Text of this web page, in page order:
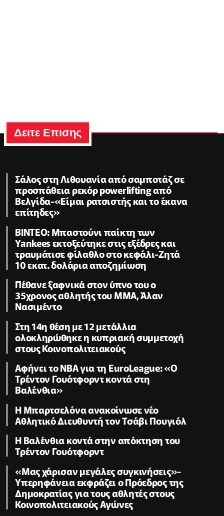
Δειτε Επισης
Σάλος στη Λιθουανία από σαμποτάζ σε
προσπάθεια ρεκόρ powerlifting από
Βελγίδα-«Είμαι ρατσιστής και το έκανα
επίτηδες»
ΒΙΝΤΕΟ: Μπαστούνι παίκτη των
Yankees εκτοξεύτηκε στις εξέδρες και
τραυμάτισε φίλαθλο στο κεφάλι-Ζητά
10 εκατ. δολάρια αποζημίωση
Πέθανε ξαφνικά στον ύπνο του ο
35χρονος αθλητής του ΜΜΑ, Άλαν
Νασιμέντο
Στη 14η θέση με 12 μετάλλια
ολοκληρώθηκε η κυπριακή συμμετοχή
στους Κοινοπολιτειακούς
Αφήνει το NBA για τη EuroLeague: «Ο
Τρέντον Γουότφορντ κοντά στη
Βαλένθια»
Η Μπαρτσελόνα ανακοίνωσε νέο
Αθλητικό Διευθυντή τον Τσάβι Πουγιόλ
Η Βαλένθια κοντά στην απόκτηση του
Τρέντον Γουότφορντ
«Μας χάρισαν μεγάλες συγκινήσεις»-
Υπερηφάνεια εκφράζει ο Πρόεδρος της
Δημοκρατίας για τους αθλητές στους
Κοινοπολιτειακούς Αγώνες